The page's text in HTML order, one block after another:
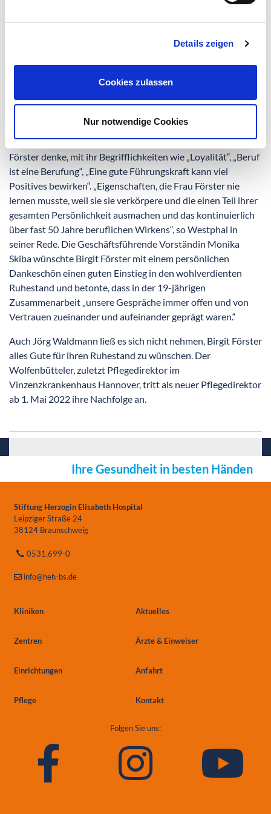
Details zeigen
Cookies zulassen
Nur notwendige Cookies
zu einem ganz besonderen. Im Laufe des Tages kamen
Mitglieder des Stiftungsrates, viele Mitarbeitende und
Weggefährten in die Cafeteria des HEH, um sich von der
Stiftungsratsvorsitzender Hans-Joachim Westphal fand
besonders warme Worte und verbinde, wenn er an Birgit
Förster denke, mit ihr Begrifflichkeiten wie „Loyalität“, „Beruf
ist eine Berufung“, „Eine gute Führungskraft kann viel
Positives bewirken“. „Eigenschaften, die Frau Förster nie
lernen musste, weil sie sie verkörpere und die einen Teil ihrer
gesamten Persönlichkeit ausmachen und das kontinuierlich
über fast 50 Jahre beruflichen Wirkens“, so Westphal in
seiner Rede. Die Geschäftsführende Vorständin Monika
Skiba wünschte Birgit Förster mit einem persönlichen
Dankeschön einen guten Einstieg in den wohlverdienten
Ruhestand und betonte, dass in der 19-jährigen
Zusammenarbeit „unsere Gespräche immer offen und von
Vertrauen zueinander und aufeinander geprägt waren.“
Auch Jörg Waldmann ließ es sich nicht nehmen, Birgit Förster
alles Gute für ihren Ruhestand zu wünschen. Der
Wolfenbütteler, zuletzt Pflegedirektor im
Vinzenzkrankenhaus Hannover, tritt als neuer Pflegedirektor
ab 1. Mai 2022 ihre Nachfolge an.
Ihre Gesundheit in besten Händen
Stiftung Herzogin Elisabeth Hospital
Leipziger Straße 24
38124 Braunschweig
0531.699-0
info@heh-bs.de
Kliniken Aktuelles
Zentren Ärzte & Einweiser
Einrichtungen Anfahrt
Pflege Kontakt
Folgen Sie uns: